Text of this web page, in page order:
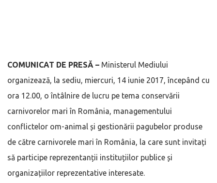
COMUNICAT DE PRESĂ – Ministerul Mediului
organizează, la sediu, miercuri, 14 iunie 2017, începând cu
ora 12.00, o întâlnire de lucru pe tema conservării
carnivorelor mari în România, managementului
conflictelor om-animal și gestionării pagubelor produse
de către carnivorele mari în România, la care sunt invitați
să participe reprezentanții instituțiilor publice și
organizațiilor reprezentative interesate.